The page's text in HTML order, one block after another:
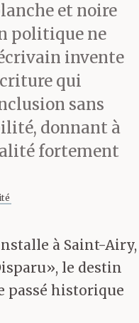
et noire
politique ne
invente
qui
sans
donnant à
fortement
à Saint-Airy,
le destin
passé historique